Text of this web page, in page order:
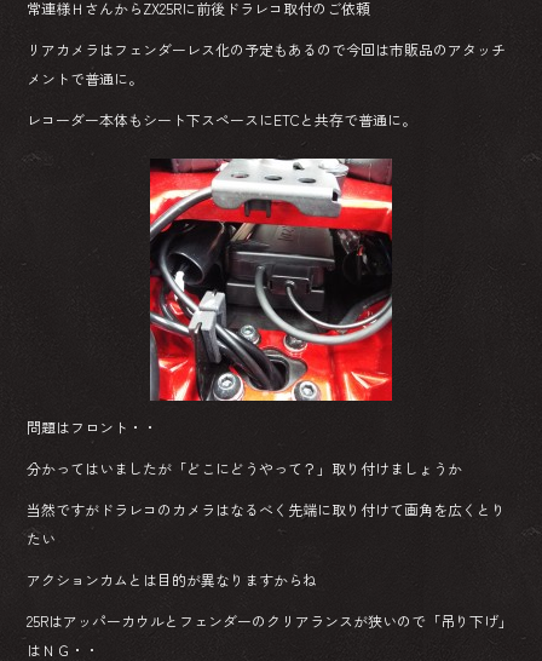
常連様ＨさんからZX25Rに前後ドラレコ取付のご依頼
リアカメラはフェンダーレス化の予定もあるので今回は市販品のアタッチ
メントで普通に。
レコーダー本体もシート下スペースにETCと共存で普通に。
問題はフロント・・
分かってはいましたが「どこにどうやって？」取り付けましょうか
当然ですがドラレコのカメラはなるべく先端に取り付けて画角を広くとり
たい
アクションカムとは目的が異なりますからね
25Rはアッパーカウルとフェンダーのクリアランスが狭いので「吊り下げ」
はＮＧ・・